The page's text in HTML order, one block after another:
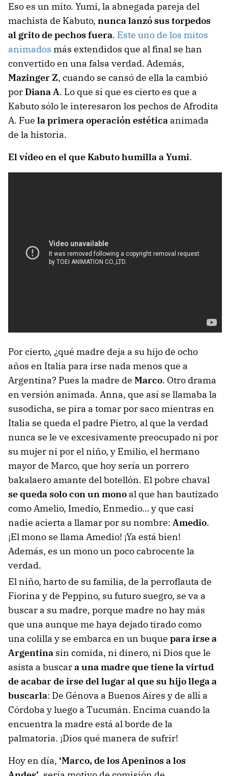
Eso es un mito. Yumi, la abnegada pareja del
machista de Kabuto, nunca lanzó sus torpedos
al grito de pechos fuera. Este uno de los mitos
animados más extendidos que al final se han
convertido en una falsa verdad. Además,
Mazinger Z, cuando se cansó de ella la cambió
porDiana A. Lo que sí que es cierto es que a
Kabuto sólo le interesaron los pechos de Afrodita
A. Fue la primera operación estética animada
de la historia.
El vídeo en el queKabuto humilla a Yumi.
Por cierto, ¿qué madre deja a su hijo de ocho
años en Italia para irse nada menos que a
Argentina? Pues la madre de Marco. Otro drama
en versión animada. Anna, que así se llamaba la
susodicha, se pira a tomar por saco mientras en
Italia se queda el padre Pietro, al que la verdad
nunca se le ve excesivamente preocupado ni por
su mujer ni por el niño, y Emilio, el hermano
mayor de Marco, que hoy sería un porrero
bakalaero amante del botellón. El pobre chaval
se queda solo con un mono al que han bautizado
como Amelio, Imedio, Enmedio… y que casi
nadie acierta a llamar por su nombre: Amedio.
¡El mono se llama Amedio! ¡Ya está bien!
Además, es un mono un poco cabrocente la
verdad.
El niño, harto de su familia, de la perroflauta de
Fiorina y de Peppino, su futuro suegro, se va a
buscar a su madre, porque madre no hay más
que una aunque me haya dejado tirado como
una colilla y se embarca en un buque para irse a
Argentina sin comida, ni dinero, ni Dios que le
asista a buscara una madre que tiene la virtud
de acabar de irse del lugar al que su hijo llega a
buscarla: De Génova a Buenos Aires y de allí a
Córdoba y luego a Tucumán. Encima cuando la
encuentra la madre está al borde de la
palmatoria. ¡Dios qué manera de sufrir!
Hoy en día, ‘Marco, de los Apeninos a los